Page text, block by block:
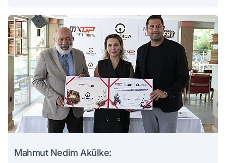
Mahmut Nedim Akülke: